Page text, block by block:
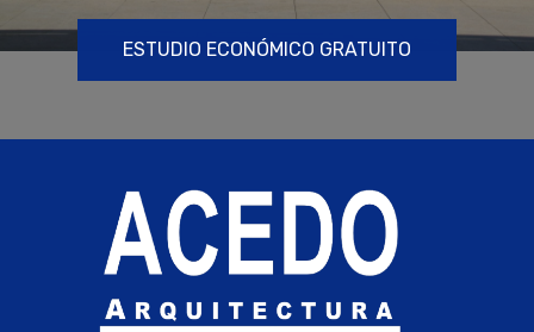
ESTUDIO ECONÓMICO GRATUITO